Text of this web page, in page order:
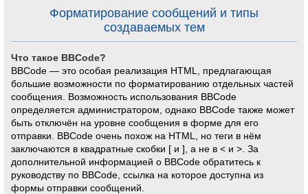
Форматирование сообщений и типы
создаваемых тем
Что такое BBCode?
BBCode — это особая реализация HTML, предлагающая
большие возможности по форматированию отдельных частей
сообщения. Возможность использования BBCode
определяется администратором, однако BBCode также может
быть отключён на уровне сообщения в форме для его
отправки. BBCode очень похож на HTML, но теги в нём
заключаются в квадратные скобки [ и ], а не в < и >. За
дополнительной информацией о BBCode обратитесь к
руководству по BBCode, ссылка на которое доступна из
формы отправки сообщений.